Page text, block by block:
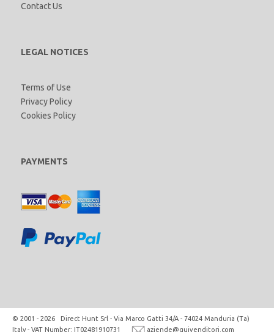
Contact Us
LEGAL NOTICES
Terms of Use
Privacy Policy
Cookies Policy
PAYMENTS
© 2001 - 2026 Direct Hunt Srl - Via Marco Gatti 34/A - 74024 Manduria (Ta)
Italy - VAT Number: IT02481910731
aziende@quivenditori.com